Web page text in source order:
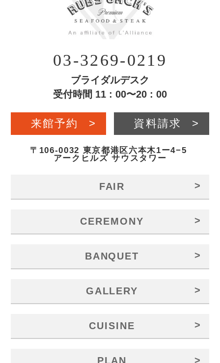
03-3269-0219
ブライダルデスク
受付時間 11 : 00〜20 : 00
来館予約 > 資料請求 >
〒106-0032 東京都港区六本木1ー4−5
アークヒルズ サウスタワー
FAIR >
CEREMONY >
BANQUET >
GALLERY >
CUISINE >
PLAN >